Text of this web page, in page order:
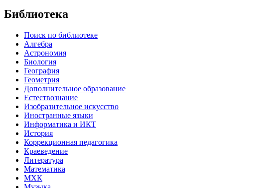
Библиотека
Поиск по библиотеке
Алгебра
Астрономия
Биология
География
Геометрия
Дополнительное образование
Естествознание
Изобразительное искусство
Иностранные языки
Информатика и ИКТ
История
Коррекционная педагогика
Краеведение
Литература
Математика
МХК